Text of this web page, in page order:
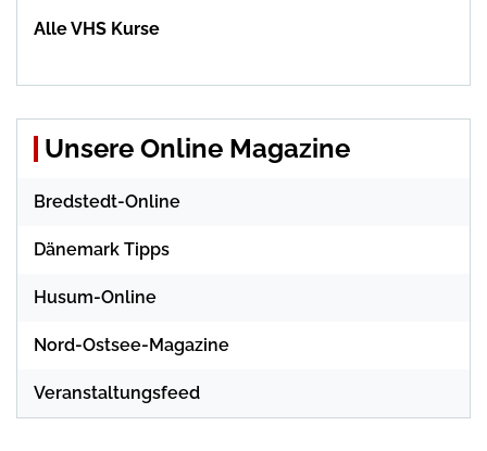
Alle VHS Kurse
Unsere Online Magazine
Bredstedt-Online
Dänemark Tipps
Husum-Online
Nord-Ostsee-Magazine
Veranstaltungsfeed